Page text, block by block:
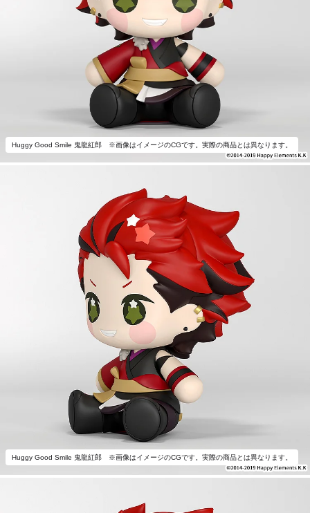
Huggy Good Smile 鬼龍紅郎 ※画像はイメージのCGです。実際の商品とは異なります。
Huggy Good Smile 鬼龍紅郎 ※画像はイメージのCGです。実際の商品とは異なります。